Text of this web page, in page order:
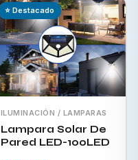
⭐ Destacado
ILUMINACIÓN / LAMPARAS
Lampara Solar De
Pared LED-100LED